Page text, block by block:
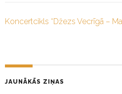
Koncertcikls “Džezs Vecrīgā –
JAUNĀKĀS ZIŅAS